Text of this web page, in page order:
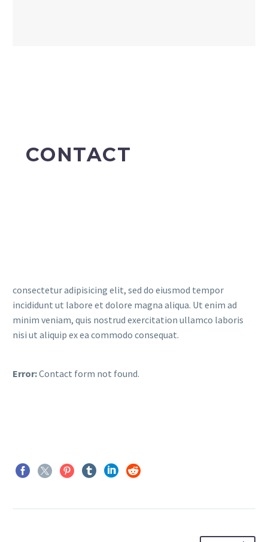
CONTACT
consectetur adipisicing elit, sed do eiusmod tempor
incididunt ut labore et dolore magna aliqua. Ut enim ad
minim veniam, quis nostrud exercitation ullamco laboris
nisi ut aliquip ex ea commodo consequat.
Error:Contact form not found.